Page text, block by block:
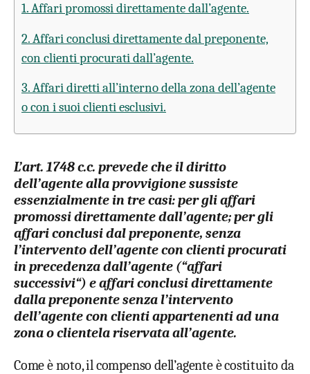
1. Affari promossi direttamente dall’agente.
2. Affari conclusi direttamente dal preponente,
con clienti procurati dall’agente.
3. Affari diretti all’interno della zona dell’agente
o con i suoi clienti esclusivi.
L’art. 1748 c.c. prevede che il diritto
dell’agente alla provvigione sussiste
essenzialmente in tre casi: per gliaffari
promossi direttamentedall’agente; per gli
affari conclusi dal preponente, senza
l’intervento dell’agente conclienti procurati
in precedenzadall’agente (“affari
successivi“) e affari conclusidirettamente
dalla preponente senza l’intervento
dell’agente con clienti appartenenti ad una
zona o clientela riservataall’agente.
Come è noto, il compenso dell’agente è costituito da